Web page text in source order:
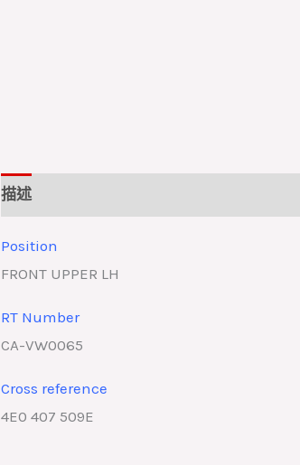
描述
Position
FRONT UPPER LH
RT Number
CA-VW0065
Cross reference
4E0 407 509E